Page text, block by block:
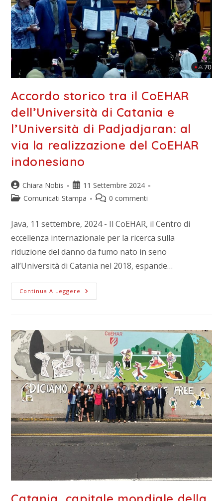
Accordo storico tra il CoEHAR
dell’Università di Catania e
l’Università di Padjadjaran: al
via la realizzazione del CoEHAR
indonesiano
Chiara Nobis
11 Settembre 2024
Comunicati Stampa
0 commenti
Java, 11 settembre, 2024 - Il CoEHAR, il Centro di
eccellenza internazionale per la ricerca sulla
riduzione del danno da fumo nato in seno
all’Università di Catania nel 2018, espande…
Continua A Leggere